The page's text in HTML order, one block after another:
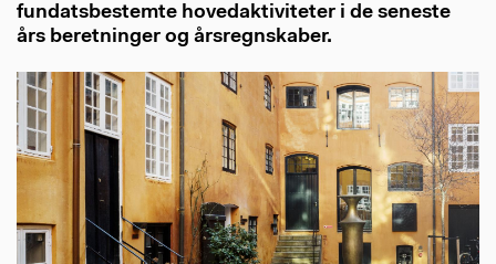
fundatsbestemte hovedaktiviteter i de seneste
års beretninger og årsregnskaber.